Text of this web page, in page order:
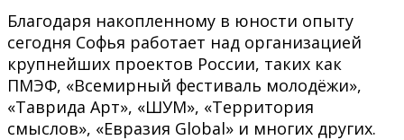
Благодаря накопленному в юности опыту
сегодня Софья работает над организацией
крупнейших проектов России, таких как
ПМЭФ, «Всемирный фестиваль молодёжи»,
«Таврида Арт», «ШУМ», «Территория
смыслов», «Евразия Global» и многих других.